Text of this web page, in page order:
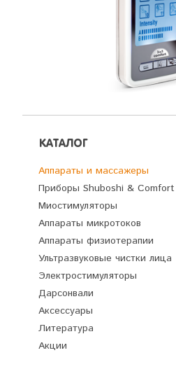
КАТАЛОГ
Аппараты и массажеры
Приборы Shuboshi & Comfort
Миостимуляторы
Аппараты микротоков
Аппараты физиотерапии
Ультразвуковые чистки лица
Электростимуляторы
Дарсонвали
Аксессуары
Литература
Акции